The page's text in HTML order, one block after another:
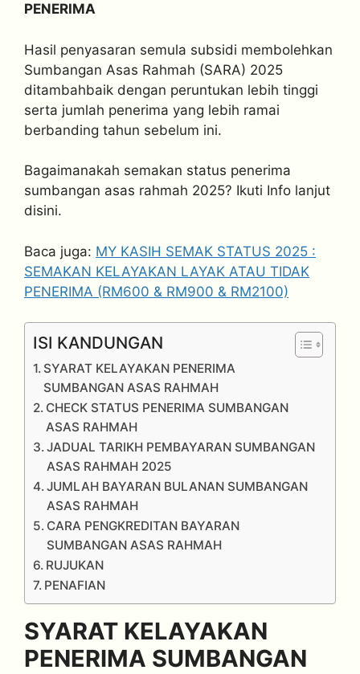
PENERIMA
Hasil penyasaran semula subsidi membolehkan
Sumbangan Asas Rahmah (SARA) 2025
ditambahbaik dengan peruntukan lebih tinggi
serta jumlah penerima yang lebih ramai
berbanding tahun sebelum ini.
Bagaimanakah semakan status penerima
sumbangan asas rahmah 2025? Ikuti Info lanjut
disini.
Baca juga: MY KASIH SEMAK STATUS 2025 :
SEMAKAN KELAYAKAN LAYAK ATAU TIDAK
PENERIMA (RM600 & RM900 & RM2100)
ISI KANDUNGAN
SYARAT KELAYAKAN PENERIMA
SUMBANGAN ASAS RAHMAH
CHECK STATUS PENERIMA SUMBANGAN
ASAS RAHMAH
JADUAL TARIKH PEMBAYARAN SUMBANGAN
ASAS RAHMAH 2025
JUMLAH BAYARAN BULANAN SUMBANGAN
ASAS RAHMAH
CARA PENGKREDITAN BAYARAN
SUMBANGAN ASAS RAHMAH
RUJUKAN
PENAFIAN
SYARAT KELAYAKAN
PENERIMA SUMBANGAN